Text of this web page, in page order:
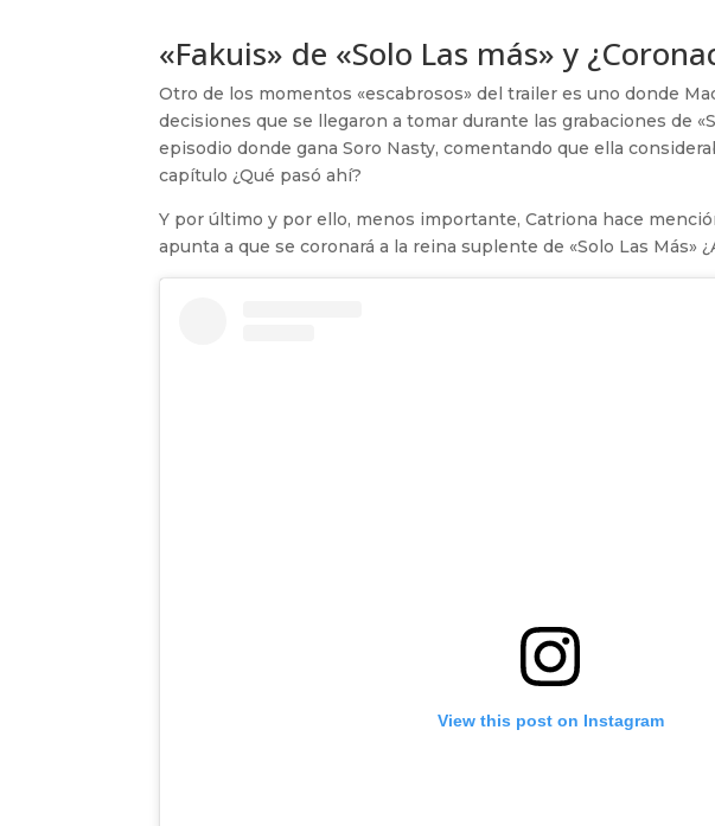
«Fakuis» de «Solo Las más» y
Otro de los momentos «escabrosos» del trailer es uno donde
decisiones que se llegaron a tomar durante las grabaciones de
episodio donde gana Soro Nasty, comentando que ella
capítulo ¿Qué pasó ahí?
Y por último y por ello, menos importante, Catriona hace
apunta a que se coronará a la reina suplente de «Solo Las Más»
View this post on Instagram